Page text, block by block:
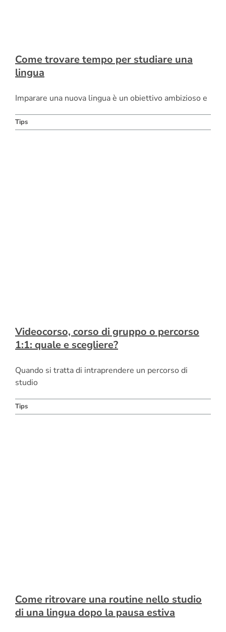
Come trovare tempo per studiare una
lingua
Imparare una nuova lingua è un obiettivo ambizioso e
Tips
Videocorso, corso di gruppo o percorso
1:1: quale e scegliere?
Quando si tratta di intraprendere un percorso di
studio
Tips
Come ritrovare una routine nello studio
di una lingua dopo la pausa estiva